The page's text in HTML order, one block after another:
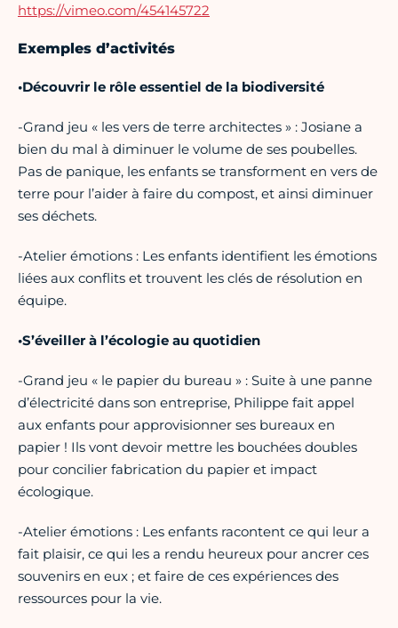
https://vimeo.com/454145722
Exemples d’activités
•Découvrir le rôle essentiel de la biodiversité
-Grand jeu « les vers de terre architectes » : Josiane a
bien du mal à diminuer le volume de ses poubelles.
Pas de panique, les enfants se transforment en vers de
terre pour l’aider à faire du compost, et ainsi diminuer
ses déchets.
-Atelier émotions : Les enfants identifient les émotions
liées aux conflits et trouvent les clés de résolution en
équipe.
•S’éveiller à l’écologie au quotidien
-Grand jeu « le papier du bureau » : Suite à une panne
d’électricité dans son entreprise, Philippe fait appel
aux enfants pour approvisionner ses bureaux en
papier ! Ils vont devoir mettre les bouchées doubles
pour concilier fabrication du papier et impact
écologique.
-Atelier émotions : Les enfants racontent ce qui leur a
fait plaisir, ce qui les a rendu heureux pour ancrer ces
souvenirs en eux ; et faire de ces expériences des
ressources pour la vie.